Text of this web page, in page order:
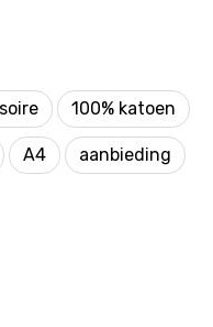
100% katoen
A4 aanbieding